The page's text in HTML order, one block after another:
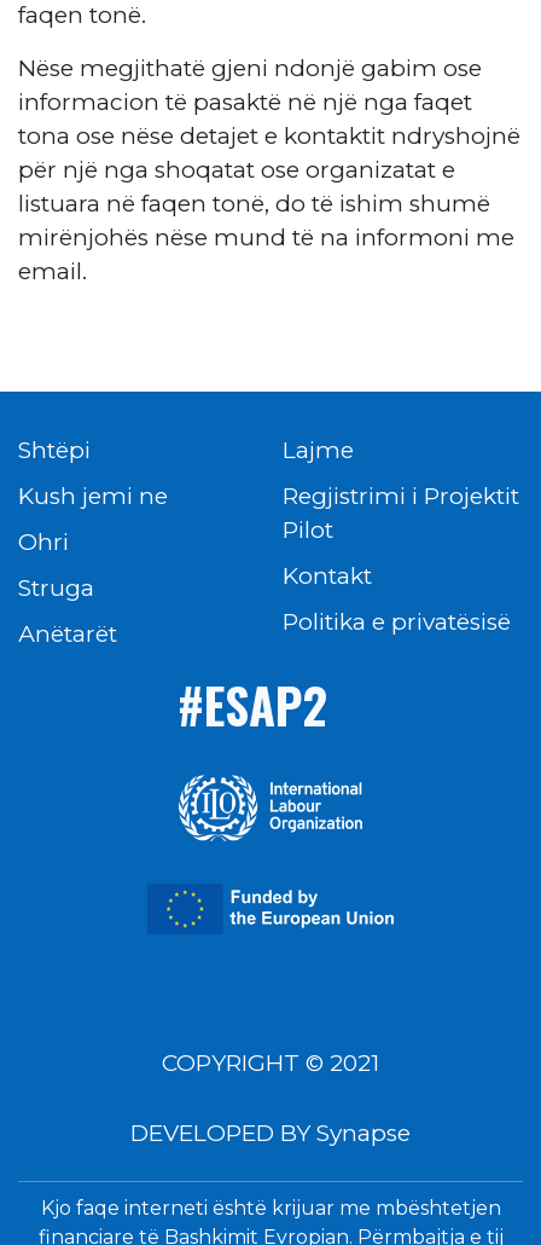
faqen tonë.
Nëse megjithatë gjeni ndonjë gabim ose
informacion të pasaktë në një nga faqet
tona ose nëse detajet e kontaktit ndryshojnë
për një nga shoqatat ose organizatat e
listuara në faqen tonë, do të ishim shumë
mirënjohës nëse mund të na informoni me
email.
Shtëpi
Kush jemi ne
Ohri
Struga
Аnëtarët
Lajme
Regjistrimi i Projektit
Pilot
Kontakt
Politika e privatësisë
#ESAP2
COPYRIGHT © 2021
DEVELOPED BYSynapse
Kjo faqe interneti është krijuar me mbështetjen
financiare të Bashkimit Evropian. Përmbajtja e tij